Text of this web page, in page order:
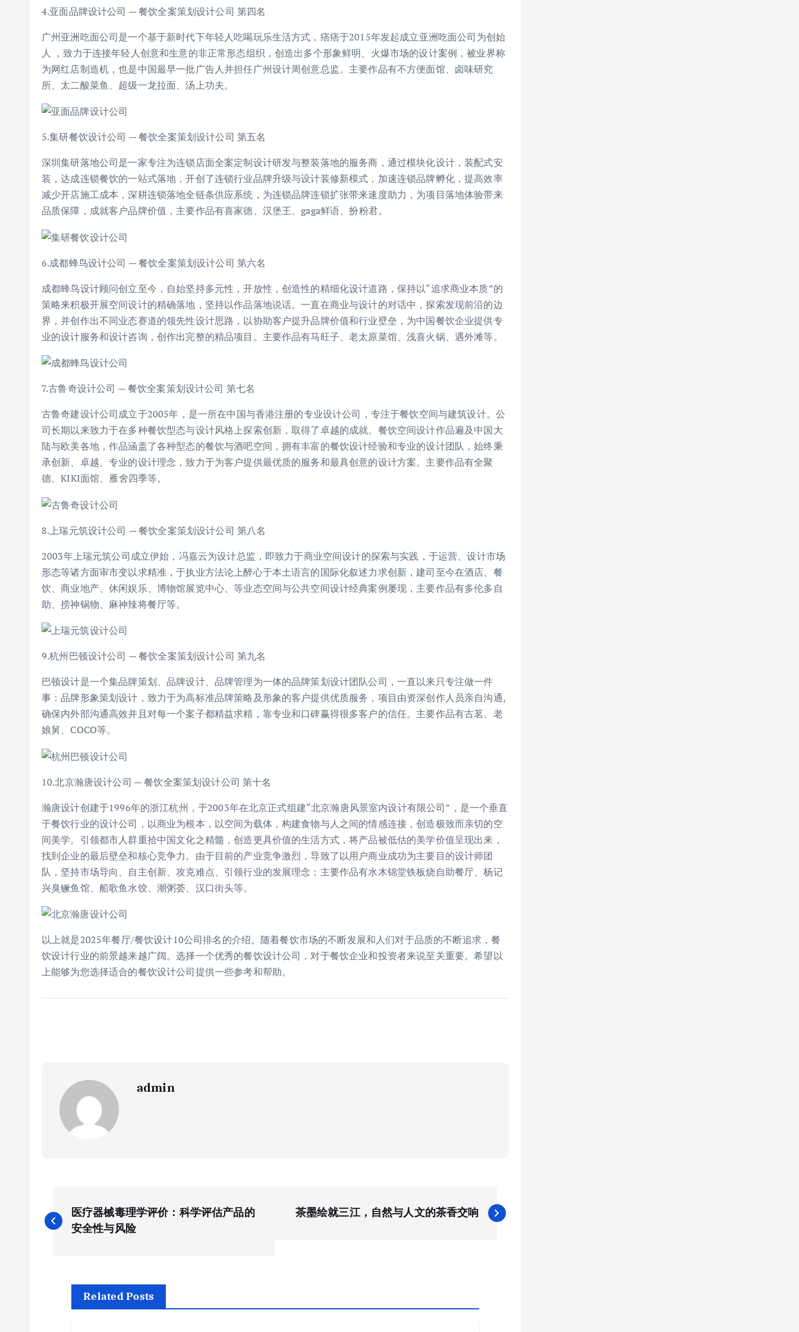
4.亚面品牌设计公司 — 餐饮全案策划设计公司 第四名
广州亚洲吃面公司是一个基于新时代下年轻人吃喝玩乐生活方式，痞痞于2015年发起成立亚洲吃面公司为创始
人 ，致力于连接年轻人创意和生意的非正常形态组织，创造出多个形象鲜明、火爆市场的设计案例，被业界称
为网红店制造机，也是中国最早一批广告人并担任广州设计周创意总监。主要作品有不方便面馆、卤味研究
所、太二酸菜鱼、超级一龙拉面、汤上功夫。
5.集研餐饮设计公司 — 餐饮全案策划设计公司 第五名
深圳集研落地公司是一家专注为连锁店面全案定制设计研发与整装落地的服务商，通过模块化设计，装配式安
装，达成连锁餐饮的一站式落地，开创了连锁行业品牌升级与设计装修新模式，加速连锁品牌孵化，提高效率
减少开店施工成本，深耕连锁落地全链条供应系统，为连锁品牌连锁扩张带来速度助力，为项目落地体验带来
品质保障，成就客户品牌价值，主要作品有喜家德、汉堡王、gaga鲜语、扮粉君。
6.成都蜂鸟设计公司 — 餐饮全案策划设计公司 第六名
成都蜂鸟设计顾问创立至今，自始坚持多元性，开放性，创造性的精细化设计道路，保持以“追求商业本质”的
策略来积极开展空间设计的精确落地，坚持以作品落地说话。一直在商业与设计的对话中，探索发现前沿的边
界，并创作出不同业态赛道的领先性设计思路，以协助客户提升品牌价值和行业壁垒，为中国餐饮企业提供专
业的设计服务和设计咨询，创作出完整的精品项目。主要作品有马旺子、老太原菜馆、浅喜火锅、遇外滩等。
7.古鲁奇设计公司 — 餐饮全案策划设计公司 第七名
古鲁奇建设计公司成立于2005年，是一所在中国与香港注册的专业设计公司，专注于餐饮空间与建筑设计。公
司长期以来致力于在多种餐饮型态与设计风格上探索创新，取得了卓越的成就。餐饮空间设计作品遍及中国大
陆与欧美各地，作品涵盖了各种型态的餐饮与酒吧空间，拥有丰富的餐饮设计经验和专业的设计团队，始终秉
承创新、卓越、专业的设计理念，致力于为客户提供最优质的服务和最具创意的设计方案。主要作品有全聚
德、KIKI面馆、雁舍四季等。
8.上瑞元筑设计公司 — 餐饮全案策划设计公司 第八名
2003年上瑞元筑公司成立伊始，冯嘉云为设计总监，即致力于商业空间设计的探索与实践，于运营、设计市场
形态等诸方面审市变以求精准，于执业方法论上醉心于本土语言的国际化叙述力求创新，建司至今在酒店、餐
饮、商业地产、休闲娱乐、博物馆展览中心、等业态空间与公共空间设计经典案例屡现，主要作品有多伦多自
助、捞神锅物、麻神辣将餐厅等。
9.杭州巴顿设计公司 — 餐饮全案策划设计公司 第九名
巴顿设计是一个集品牌策划、品牌设计、品牌管理为一体的品牌策划设计团队公司，一直以来只专注做一件
事：品牌形象策划设计，致力于为高标准品牌策略及形象的客户提供优质服务，项目由资深创作人员亲自沟通,
确保内外部沟通高效并且对每一个案子都精益求精，靠专业和口碑赢得很多客户的信任。主要作品有古茗、老
娘舅、COCO等。
10.北京瀚唐设计公司 — 餐饮全案策划设计公司 第十名
瀚唐设计创建于1996年的浙江杭州，于2003年在北京正式组建“北京瀚唐风景室内设计有限公司”，是一个垂直
于餐饮行业的设计公司，以商业为根本，以空间为载体，构建食物与人之间的情感连接，创造极致而亲切的空
间美学。引领都市人群重拾中国文化之精髓，创造更具价值的生活方式，将产品被低估的美学价值呈现出来，
找到企业的最后壁垒和核心竞争力。由于目前的产业竞争激烈，导致了以用户商业成功为主要目的设计师团
队，坚持市场导向、自主创新、攻克难点、引领行业的发展理念；主要作品有水木锦堂铁板烧自助餐厅、杨记
兴臭鳜鱼馆、船歌鱼水饺、潮粥荟、汉口街头等。
以上就是2025年餐厅/餐饮设计10公司排名的介绍。随着餐饮市场的不断发展和人们对于品质的不断追求，餐
饮设计行业的前景越来越广阔。选择一个优秀的餐饮设计公司，对于餐饮企业和投资者来说至关重要。希望以
上能够为您选择适合的餐饮设计公司提供一些参考和帮助。
admin
文
章
医疗器械毒理学评价：科学评估产品的
安全性与风险
茶墨绘就三江，自然与人文的茶香交响
Related Posts